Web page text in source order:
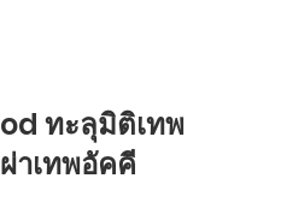
ทะลุมิติเทพ
าเทพอัคคี